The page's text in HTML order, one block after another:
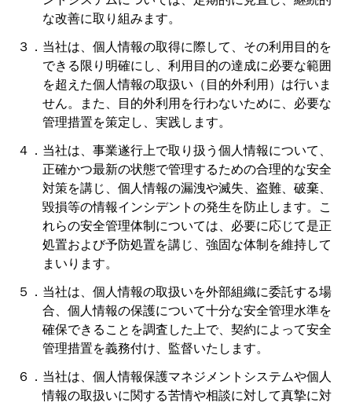
な改善に取り組みます。
３．当社は、個人情報の取得に際して、その利用目的を
できる限り明確にし、利用目的の達成に必要な範囲
を超えた個人情報の取扱い（目的外利用）は行いま
せん。また、目的外利用を行わないために、必要な
管理措置を策定し、実践します。
４．当社は、事業遂行上で取り扱う個人情報について、
正確かつ最新の状態で管理するための合理的な安全
対策を講じ、個人情報の漏洩や滅失、盗難、破棄、
毀損等の情報インシデントの発生を防止します。こ
れらの安全管理体制については、必要に応じて是正
処置および予防処置を講じ、強固な体制を維持して
まいります。
５．当社は、個人情報の取扱いを外部組織に委託する場
合、個人情報の保護について十分な安全管理水準を
確保できることを調査した上で、契約によって安全
管理措置を義務付け、監督いたします。
６．当社は、個人情報保護マネジメントシステムや個人
情報の取扱いに関する苦情や相談に対して真摯に対